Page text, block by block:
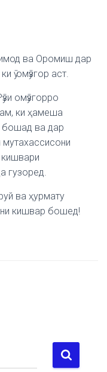
ва Оромиш дар
ӯ омӯзгор аст.
омӯзгорро
ки ҳамеша
бошад ва дар
гузоред.
ва ҳурмату
кишвар бошед!